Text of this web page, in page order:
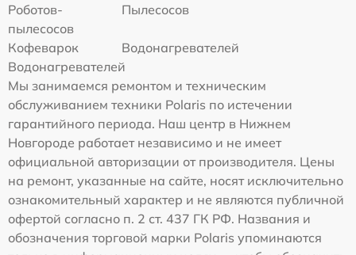
Роботов-
пылесосов
Пылесосов
Кофеварок
Водонагревателей
Водонагревателей
Мы занимаемся ремонтом и техническим
обслуживанием техники Polaris по истечении
гарантийного периода. Наш центр в Нижнем
Новгороде работает независимо и не имеет
официальной авторизации от производителя. Цены
на ремонт, указанные на сайте, носят исключительно
ознакомительный характер и не являются публичной
офертой согласно п. 2 ст. 437 ГК РФ. Названия и
обозначения торговой марки Polaris упоминаются